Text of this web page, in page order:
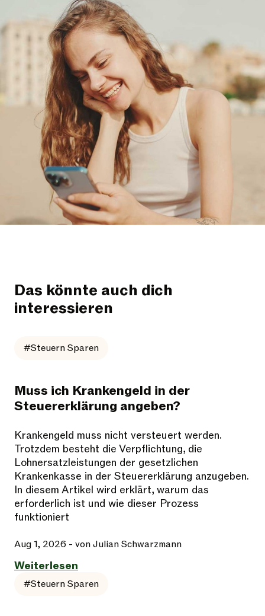
Das könnte auch dich
interessieren
#Steuern Sparen
Muss ich Krankengeld in der
Steuererklärung angeben?
Krankengeld muss nicht versteuert werden.
Trotzdem besteht die Verpflichtung, die
Lohnersatzleistungen der gesetzlichen
Krankenkasse in der Steuererklärung anzugeben.
In diesem Artikel wird erklärt, warum das
erforderlich ist und wie dieser Prozess
funktioniert
Aug 1, 2026 - von Julian Schwarzmann
Weiterlesen
#Steuern Sparen